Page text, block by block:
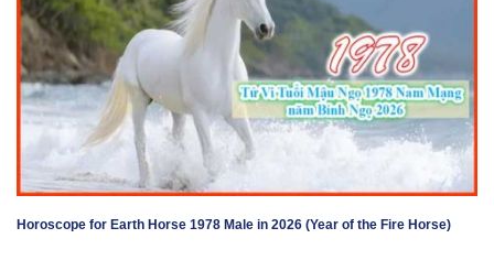
Horoscope for Earth Horse 1978 Male in 2026 (Year of the Fire Horse)